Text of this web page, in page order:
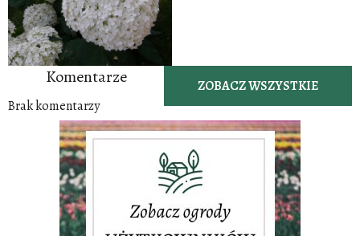
ZOBACZ WSZYSTKIE
Komentarze
Brak komentarzy